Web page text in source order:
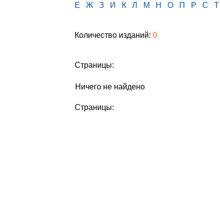
Е
Ж З И К Л М Н О П Р С Т
Количество изданий: 0
Страницы:
Ничего не найдено
Страницы: